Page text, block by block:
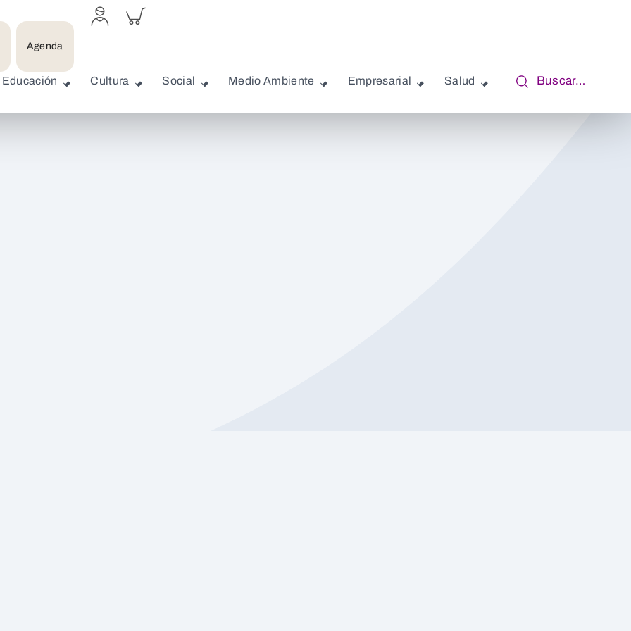
Agenda
Acceder
a
Inspeccionar
carrito
Educación Cultura Social Medio Ambiente Empresarial Salud Buscar…